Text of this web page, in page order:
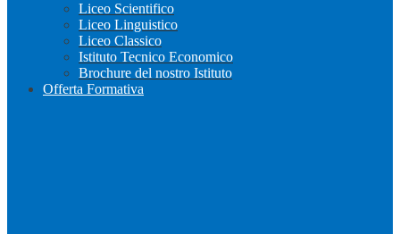
Liceo Scientifico
Liceo Linguistico
Liceo Classico
Istituto Tecnico Economico
Brochure del nostro Istituto
Offerta Formativa